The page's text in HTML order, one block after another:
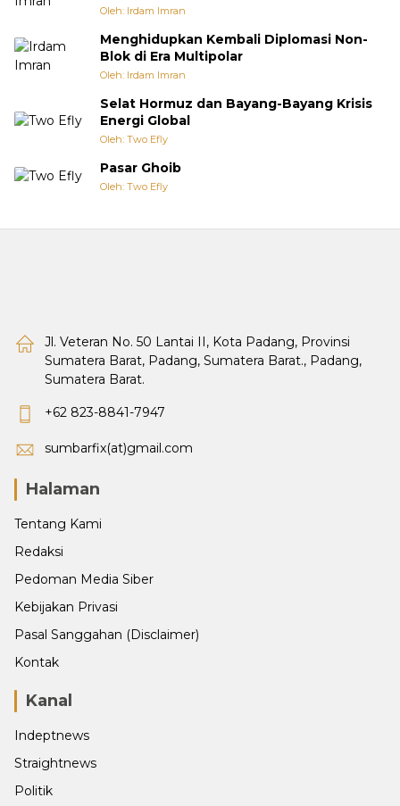
Oleh: Irdam Imran
Menghidupkan Kembali Diplomasi Non-
Blok di Era Multipolar
Oleh: Irdam Imran
Selat Hormuz dan Bayang-Bayang Krisis
Energi Global
Oleh: Two Efly
Pasar Ghoib
Oleh: Two Efly
Jl. Veteran No. 50 Lantai II, Kota Padang, Provinsi
Sumatera Barat, Padang, Sumatera Barat., Padang,
Sumatera Barat.
+62 823-8841-7947
sumbarfix(at)gmail.com
Halaman
Tentang Kami
Redaksi
Pedoman Media Siber
Kebijakan Privasi
Pasal Sanggahan (Disclaimer)
Kontak
Kanal
Indeptnews
Straightnews
Politik